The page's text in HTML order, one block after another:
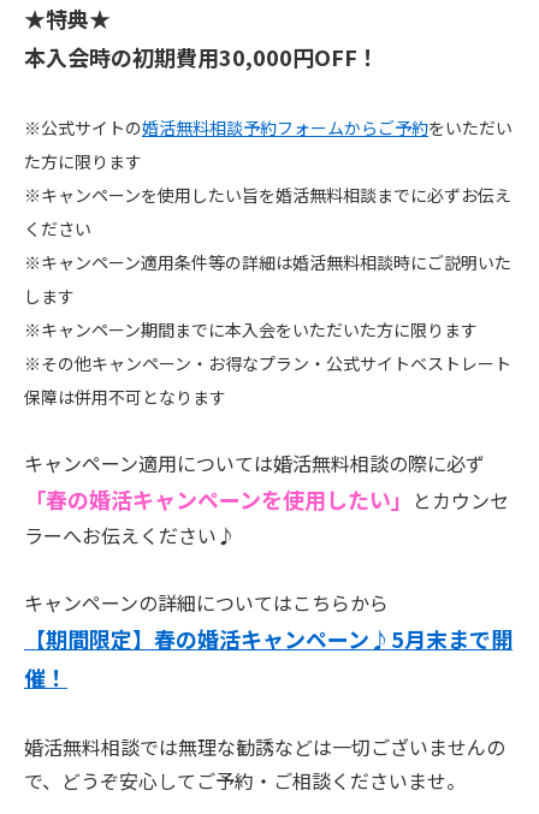
★特典★
本入会時の初期費用30,000円OFF！
※公式サイトの婚活無料相談予約フォームからご予約をいただい
た方に限ります
※キャンペーンを使用したい旨を婚活無料相談までに必ずお伝え
ください
※キャンペーン適用条件等の詳細は婚活無料相談時にご説明いた
します
※キャンペーン期間までに本入会をいただいた方に限ります
※その他キャンペーン・お得なプラン・公式サイトベストレート
保障は併用不可となります
キャンペーン適用については婚活無料相談の際に必ず
「春の婚活キャンペーンを使用したい」
とカウンセ
ラーへお伝えください♪
キャンペーンの詳細についてはこちらから
【期間限定】春の婚活キャンペーン♪5月末まで開
催！
婚活無料相談では無理な勧誘などは一切ございませんの
で、どうぞ安心してご予約・ご相談くださいませ。